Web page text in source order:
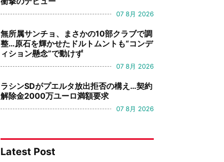
07 8月 2026
無所属サンチョ、まさかの10部クラブで調
整…原石を輝かせたドルトムントも“コンデ
ィション懸念”で動けず
07 8月 2026
ラシンSDがプエルタ放出拒否の構え…契約
解除金2000万ユーロ満額要求
07 8月 2026
Latest Post